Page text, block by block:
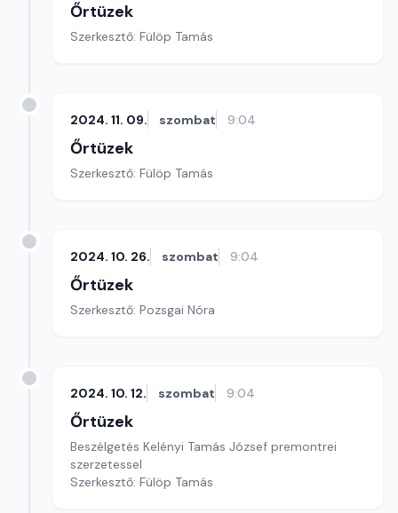
Őrtüzek
Szerkesztő: Fülöp Tamás
2024. 11. 09. szombat 9:04
Őrtüzek
Szerkesztő: Fülöp Tamás
2024. 10. 26. szombat 9:04
Őrtüzek
Szerkesztő: Pozsgai Nóra
2024. 10. 12. szombat 9:04
Őrtüzek
Beszélgetés Kelényi Tamás József premontrei
szerzetessel
Szerkesztő: Fülöp Tamás